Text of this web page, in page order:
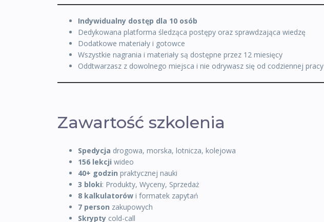
Indywidualny dostęp dla 10 osób
Dedykowana platforma śledząca postępy oraz sprawdzająca wiedzę
Dodatkowe materiały i gotowce
Wszystkie nagrania i materiały są dostępne przez 12 miesięcy
Oddtwarzasz z dowolnego miejsca i nie odrywasz się od codziennej pracy
Zawartość szkolenia
Spedycja drogowa, morska, lotnicza, kolejowa
156 lekcji wideo
40+ godzin praktycznej nauki
3 bloki: Produkty, Wyceny, Sprzedaż
8 kalkulatorów i formatek zapytań
7 person zakupowych
Skrypty cold-call